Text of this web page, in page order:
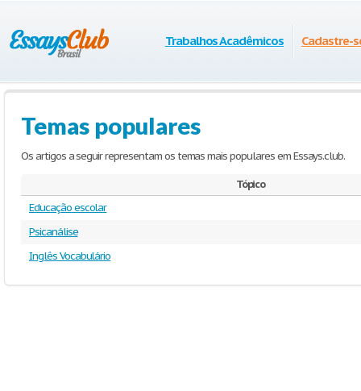
Trabalhos Acadêmicos Cadastre-
Temas populares
Os artigos a seguir representam os temas mais populares em Essays.club.
Tópico
Educação escolar
Psicanálise
Inglês Vocabulário